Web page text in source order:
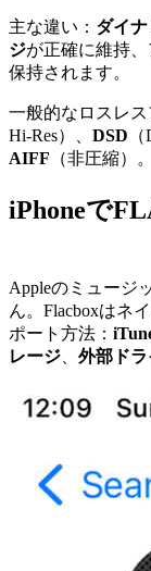
主な違い： ダイ
ジが正確に維持
保持されます。
一般的なロスレ
Hi-Res）、 DSD
AIFF （非圧縮）。
iPhoneで
Appleのミュージ
ん。Flacboxはネ
ポート方法：
レージ、 外部ド